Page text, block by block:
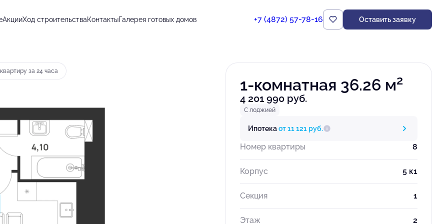
АкцииХод строительстваКонтактыГалерея готовых домов +7 (4872) 57-78-16 Оставить заявку
11 121 руб. Забронировать
за 24 часа
1-комнатная 36.26 м2
4 201 990 руб.
С лоджией
Ипотекаот 11 121 руб.
Номер квартиры 8
Корпус 5 к1
Секция 1
Этаж 2